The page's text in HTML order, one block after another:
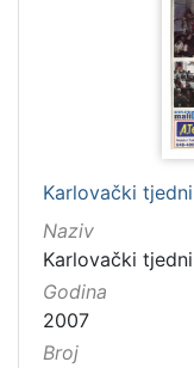
Karlovački
Naziv
Karlovački
Godina
2007
Broj